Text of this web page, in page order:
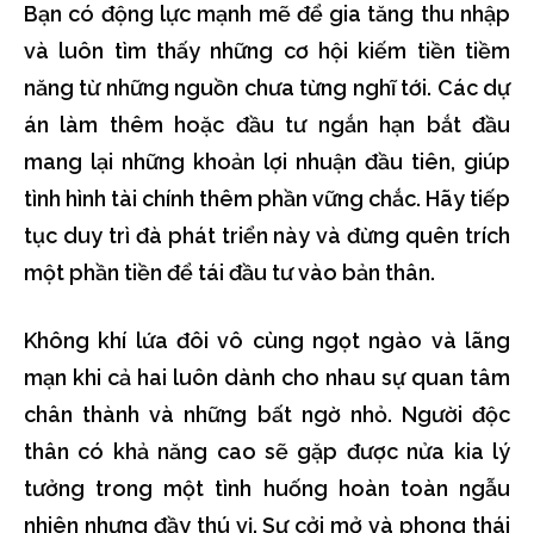
Bạn có động lực mạnh mẽ để gia tăng thu nhập
và luôn tìm thấy những cơ hội kiếm tiền tiềm
năng từ những nguồn chưa từng nghĩ tới. Các dự
án làm thêm hoặc đầu tư ngắn hạn bắt đầu
mang lại những khoản lợi nhuận đầu tiên, giúp
tình hình tài chính thêm phần vững chắc. Hãy tiếp
tục duy trì đà phát triển này và đừng quên trích
một phần tiền để tái đầu tư vào bản thân.
Không khí lứa đôi vô cùng ngọt ngào và lãng
mạn khi cả hai luôn dành cho nhau sự quan tâm
chân thành và những bất ngờ nhỏ. Người độc
thân có khả năng cao sẽ gặp được nửa kia lý
tưởng trong một tình huống hoàn toàn ngẫu
nhiên nhưng đầy thú vị. Sự cởi mở và phong thái